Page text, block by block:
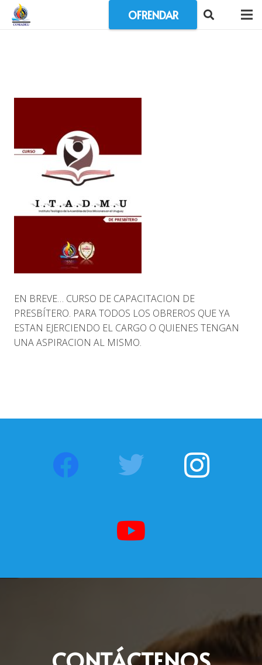
OFRENDAR
EN BREVE… CURSO DE CAPACITACION DE
PRESBÍTERO. PARA TODOS LOS OBREROS QUE YA
ESTAN EJERCIENDO EL CARGO O QUIENES TENGAN
UNA ASPIRACION AL MISMO.